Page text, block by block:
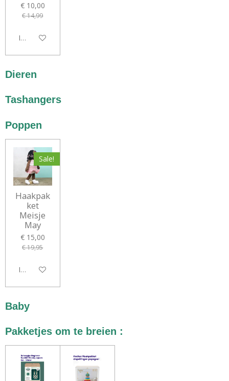
€ 10,00
€ 14,99
In winkelwagen
Dieren
Tashangers
Poppen
Sale!
Haakpak
ket
Meisje
May
€ 15,00
€ 19,95
In winkelwagen
Baby
Pakketjes om te breien :